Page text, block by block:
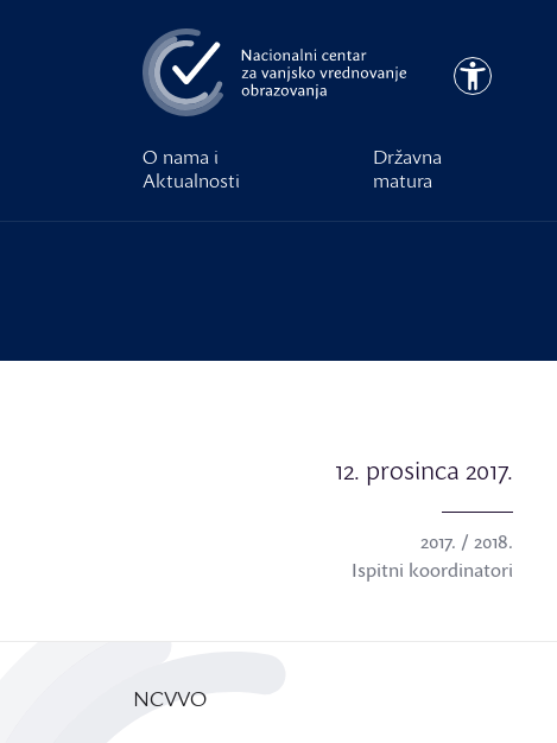
Pristupačnost
O nama i
Aktualnosti
Državna
matura
12. prosinca 2017.
2017. / 2018.
Ispitni koordinatori
NCVVO